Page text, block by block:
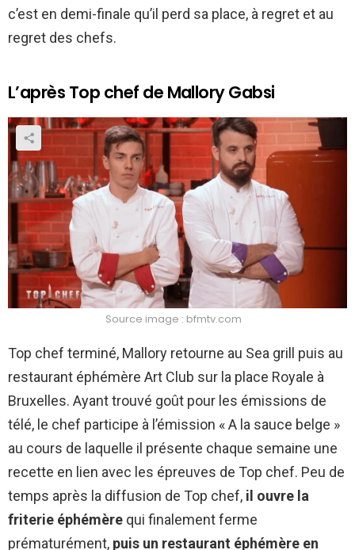
c’est en demi-finale qu’il perd sa place, à regret et au
regret des chefs.
L’après Top chef de Mallory Gabsi
Source image : bfmtv.com
Top chef terminé, Mallory retourne au Sea grill puis au
restaurant éphémère Art Club sur la place Royale à
Bruxelles. Ayant trouvé goût pour les émissions de
télé, le chef participe à l’émission « A la sauce belge »
au cours de laquelle il présente chaque semaine une
recette en lien avec les épreuves de Top chef. Peu de
temps après la diffusion de Top chef, il ouvre la
friterie éphémère qui finalement ferme
prématurément, puis un restaurant éphémère en